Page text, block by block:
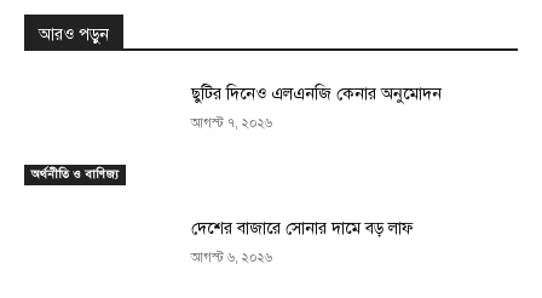
আরও পড়ুন
অর্থনীতি ও বাণিজ্য
ছুটির দিনেও এলএনজি কেনার অনুমোদন
আগস্ট ৭, ২০২৬
দেশের বাজারে সোনার দামে বড় লাফ
আগস্ট ৬, ২০২৬